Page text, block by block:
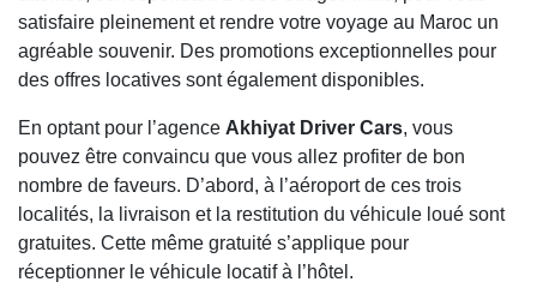
satisfaire pleinement et rendre votre voyage au Maroc un
agréable souvenir. Des promotions exceptionnelles pour
des offres locatives sont également disponibles.
En optant pour l’agence Akhiyat Driver Cars, vous
pouvez être convaincu que vous allez profiter de bon
nombre de faveurs. D’abord, à l’aéroport de ces trois
localités, la livraison et la restitution du véhicule loué sont
gratuites. Cette même gratuité s’applique pour
réceptionner le véhicule locatif à l’hôtel.